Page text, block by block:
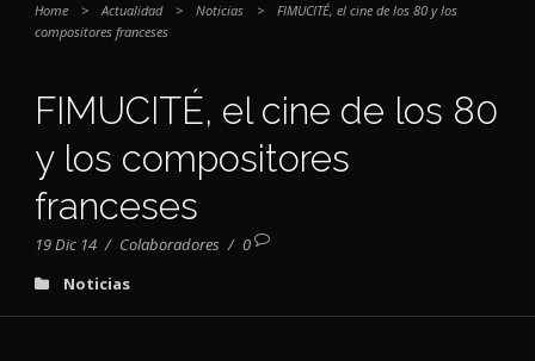
Home > Actualidad > Noticias >
FIMUCITÉ, el cine de los 80 y los
compositores franceses
FIMUCITÉ, el cine de los 80
y los compositores
franceses
19 Dic 14 / Colaboradores / 0
Noticias